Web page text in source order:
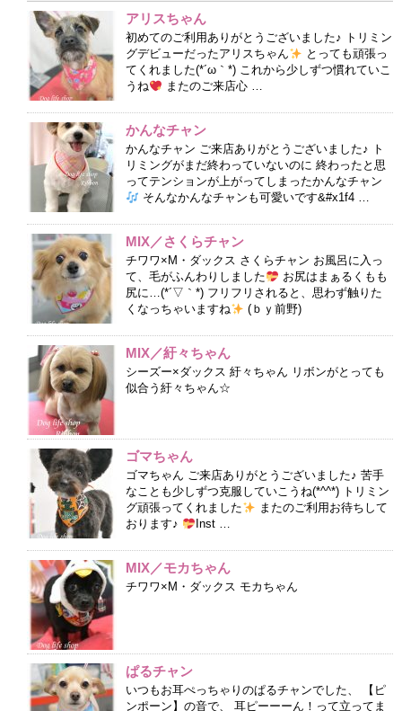
アリスちゃん
初めてのご利用ありがとうございました♪ トリミン
グデビューだったアリスちゃん
とっても頑張っ
てくれました(*´ω｀*) これから少しずつ慣れていこ
うね
またのご来店心 …
かんなチャン
かんなチャン ご来店ありがとうございました♪ ト
リミングがまだ終わっていないのに 終わったと思
ってテンションが上がってしまったかんなチャン
そんなかんなチャンも可愛いです&#x1f4 …
MIX／さくらチャン
チワワ×M・ダックス さくらチャン お風呂に入っ
て、毛がふんわりしました
お尻はまぁるくもも
尻に…(*´▽｀*) フリフリされると、思わず触りた
くなっちゃいますね
(ｂｙ前野)
MIX／紆々ちゃん
シーズー×ダックス 紆々ちゃん リボンがとっても
似合う紆々ちゃん☆
ゴマちゃん
ゴマちゃん ご来店ありがとうございました♪ 苦手
なことも少しずつ克服していこうね(*^^*) トリミン
グ頑張ってくれました
またのご利用お待ちして
おります♪
Inst …
MIX／モカちゃん
チワワ×M・ダックス モカちゃん
ぱるチャン
いつもお耳ぺっちゃりのぱるチャンでした、 【ピ
ンポーン】の音で、 耳ピーーーん！って立ってま